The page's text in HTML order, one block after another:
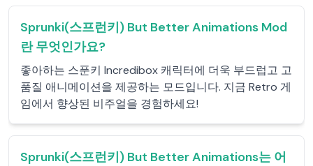
Sprunki(스프런키) But Better Animations Mod
란 무엇인가요?
좋아하는 스푼키 Incredibox 캐릭터에 더욱 부드럽고 고
품질 애니메이션을 제공하는 모드입니다. 지금 Retro 게
임에서 향상된 비주얼을 경험하세요!
Sprunki(스프런키) But Better Animations는 어